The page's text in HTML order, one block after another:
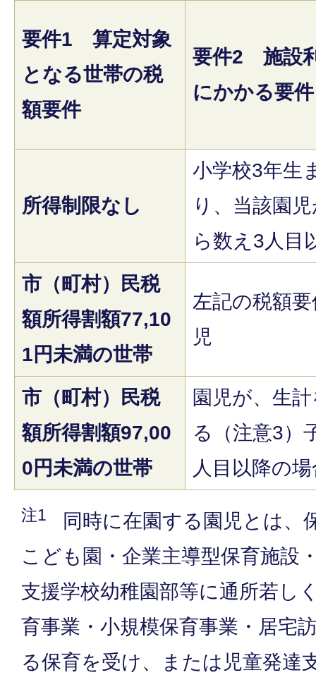
要件1 算定対象
となる世帯の税
額要件
要件2 施設
にかかる要件
所得制限なし
小学校3年生
り、当該園
ら数え3人目
市（町村）民税
額所得割額77,10
1円未満の世帯
左記の税額
児
市（町村）民税
額所得割額97,00
0円未満の世帯
園児が、生
る（注意3）
人目以降の
注1
同時に在園する園児とは、
こども園・企業主導型保育施設
支援学校幼稚園部等に通所若し
育事業・小規模保育事業・居宅
る保育を受け、または児童発達